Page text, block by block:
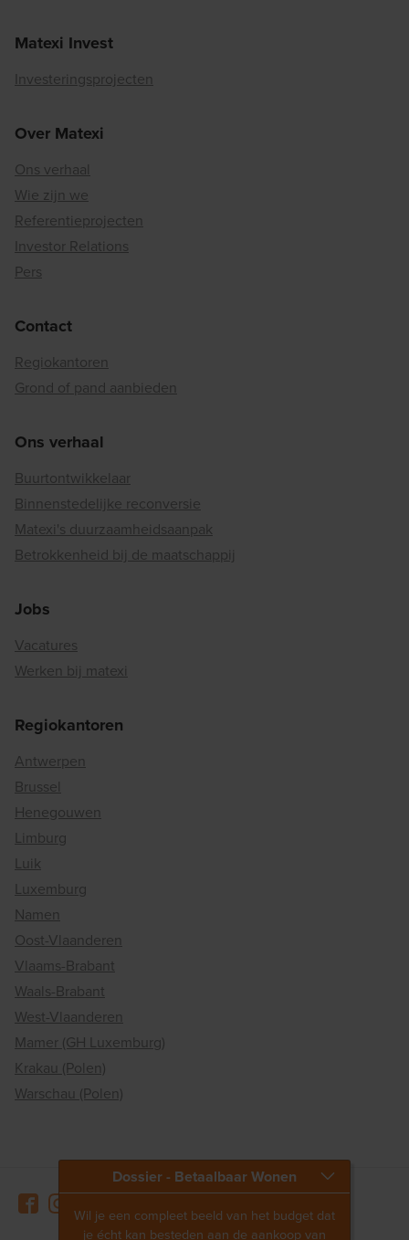
Dossier - Betaalbaar Wonen
Wil je een compleet beeld van het budget dat
je écht kan besteden aan de aankoop van
Matexi Invest
Investeringsprojecten
Over Matexi
Ons verhaal
Wie zijn we
Referentieprojecten
Investor Relations
Pers
Contact
Regiokantoren
Grond of pand aanbieden
Ons verhaal
Buurtontwikkelaar
Binnenstedelijke reconversie
Matexi's duurzaamheidsaanpak
Betrokkenheid bij de maatschappij
Jobs
Vacatures
Werken bij matexi
Regiokantoren
Antwerpen
Brussel
Henegouwen
Limburg
Luik
Luxemburg
Namen
Oost-Vlaanderen
Vlaams-Brabant
Waals-Brabant
West-Vlaanderen
Mamer (GH Luxemburg)
Krakau (Polen)
Warschau (Polen)